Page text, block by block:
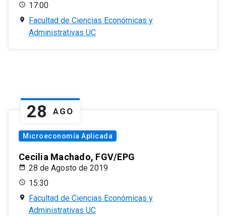
17:00
Facultad de Ciencias Económicas y
Administrativas UC
28 AGO
Microeconomía Aplicada
Cecilia Machado, FGV/EPG
28 de Agosto de 2019
15:30
Facultad de Ciencias Económicas y
Administrativas UC